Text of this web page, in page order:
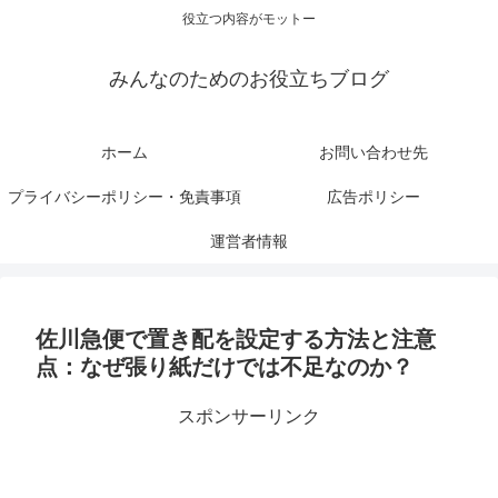
役立つ内容がモットー
みんなのためのお役立ちブログ
ホーム お問い合わせ先
プライバシーポリシー・免責事項 広告ポリシー
運営者情報
佐川急便で置き配を設定する方法と注意
点：なぜ張り紙だけでは不足なのか？
スポンサーリンク